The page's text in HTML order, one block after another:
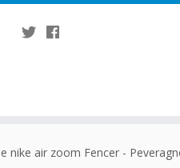
nike air zoom Fencer -